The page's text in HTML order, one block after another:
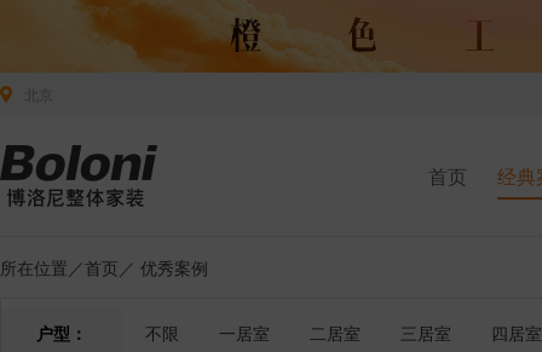
首页 经典
所在位置／首页 ／ 优秀案例
户型： 不限 一居室 二居室 三居室
四居室